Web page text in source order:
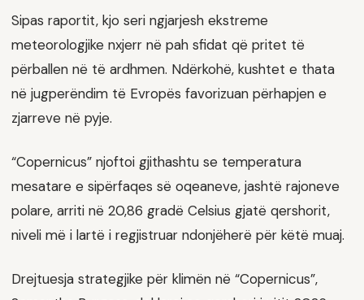
Sipas raportit, kjo seri ngjarjesh ekstreme
meteorologjike nxjerr në pah sfidat që pritet të
përballen në të ardhmen. Ndërkohë, kushtet e thata
në jugperëndim të Evropës favorizuan përhapjen e
zjarreve në pyje.
“Copernicus” njoftoi gjithashtu se temperatura
mesatare e sipërfaqes së oqeaneve, jashtë rajoneve
polare, arriti në 20,86 gradë Celsius gjatë qershorit,
niveli më i lartë i regjistruar ndonjëherë për këtë muaj.
Drejtuesja strategjike për klimën në “Copernicus”,